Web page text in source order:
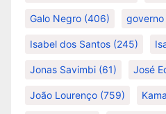
Galo Negro (406) governo
Isabel dos Santos (245)
Jonas Savimbi (61) José
João Lourenço (759)